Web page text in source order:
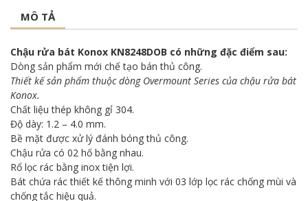
MÔ TẢ
Chậu rửa bát Konox KN8248DOB có những đặc điểm sau:
Dòng sản phẩm mới chế tạo bán thủ công.
Thiết kế sản phẩm thuộc dòng Overmount Series của chậu rửa bát
Konox.
Chất liệu thép không gỉ 304.
Độ dày: 1.2 – 4.0 mm.
Bề mặt được xử lý đánh bóng thủ công.
Chậu rửa có 02 hố bằng nhau.
Rổ lọc rác bằng inox tiện lợi.
Bát chứa rác thiết kế thông minh với 03 lớp lọc rác chống mùi và
chống tắc hiệu quả.